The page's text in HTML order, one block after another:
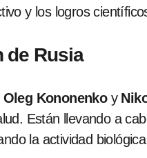
y los logros
de Rusia
Oleg Kononenkoy
Están llevando a
la actividad